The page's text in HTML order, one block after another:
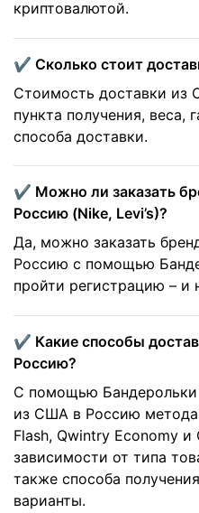
криптовалютой.
✔️ Сколько стоит
Стоимость доставки из
пункта получения, веса,
способа доставки.
✔️ Можно ли заказать
Россию (Nike, Levi’s)?
Да, можно заказать
Россию с помощью
пройти регистрацию – и
✔️ Какие способы
Россию?
С помощью
из США в Россию
Flash, Qwintry Economy
зависимости от типа
также способа
варианты.